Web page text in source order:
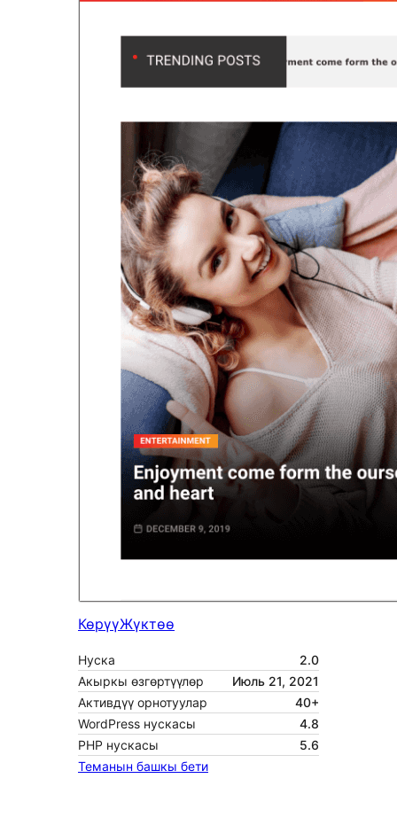
КөрүүЖүктөө
Нуска
2.0
Акыркы өзгөртүүлөр
Июль 21, 2021
Активдүү орнотуулар
40+
WordPress нускасы
4.8
PHP нускасы
5.6
Теманын башкы бети